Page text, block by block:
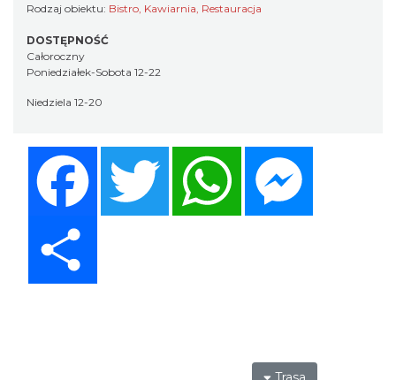
Rodzaj obiektu: Bistro, Kawiarnia, Restauracja
DOSTĘPNOŚĆ
Całoroczny
Poniedziałek-Sobota 12-22
Niedziela 12-20
Twitter WhatsApp